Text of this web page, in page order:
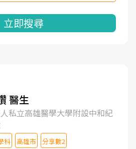
立即搜尋
醫生
私立高雄醫學大學附設中和紀
科 高雄市 分享數2